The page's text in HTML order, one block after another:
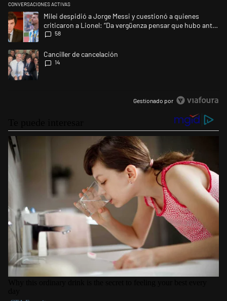
CONVERSACIONES ACTIVAS
Este listado muestra los artículos con más comentarios en los últimos
Un artículo de tendencia con el título "Milei despidió a Jorge Messi y
Milei despidió a Jorge Messi y cuestionó a quienes
criticaron a Lionel: “Da vergüenza pensar que hubo anti-
Messi”
58
Un artículo de tendencia con el título "Canciller de cancelación" con 14
Canciller de cancelación
14
Gestionado por